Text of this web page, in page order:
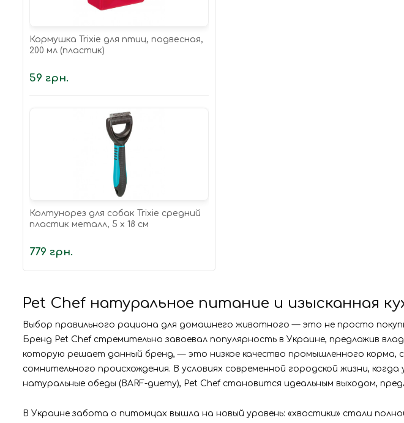
Кормушка Trixie для птиц, подвесная,
200 мл (пластик)
59 грн.
Колтунорез для собак Trixie средний
пластик металл, 5 х 18 см
779 грн.
Pet Chef натуральное питание и изысканная
Выбор правильного рациона для домашнего животного — это не просто
Бренд Pet Chef стремительно завоевал популярность в Украине, предложив
которую решает данный бренд, — это низкое качество промышленного корма,
сомнительного происхождения. В условиях современной городской жизни,
натуральные обеды (BARF-диету), Pet Chef становится идеальным выходом,
В Украине забота о питомцах вышла на новый уровень: «хвостики» стали